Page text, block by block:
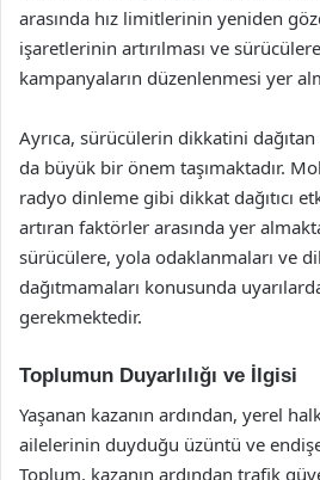
arasında hız limitlerinin yeniden
işaretlerinin artırılması ve
kampanyaların düzenlenmesi yer
Ayrıca, sürücülerin dikkatini dağıtan
da büyük bir önem taşımaktadır.
radyo dinleme gibi dikkat dağıtıcı
artıran faktörler arasında yer
sürücülere, yola odaklanmaları ve
dağıtmamaları konusunda
gerekmektedir.
Toplumun Duyarlılığı ve İlgisi
Yaşanan kazanın ardından, yerel
ailelerinin duyduğu üzüntü ve
Toplum, kazanın ardından trafik